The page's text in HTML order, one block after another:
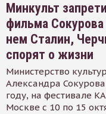
Минкульт
фильма
нем Сталин,
спорят о жизни
Министерство
Александра
году, на фестивале
Москве с 10 по 15